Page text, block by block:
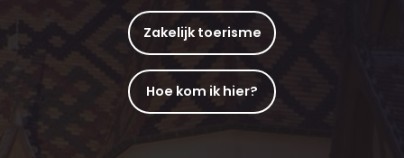
Zakelijk toerisme
Hoe kom ik hier?